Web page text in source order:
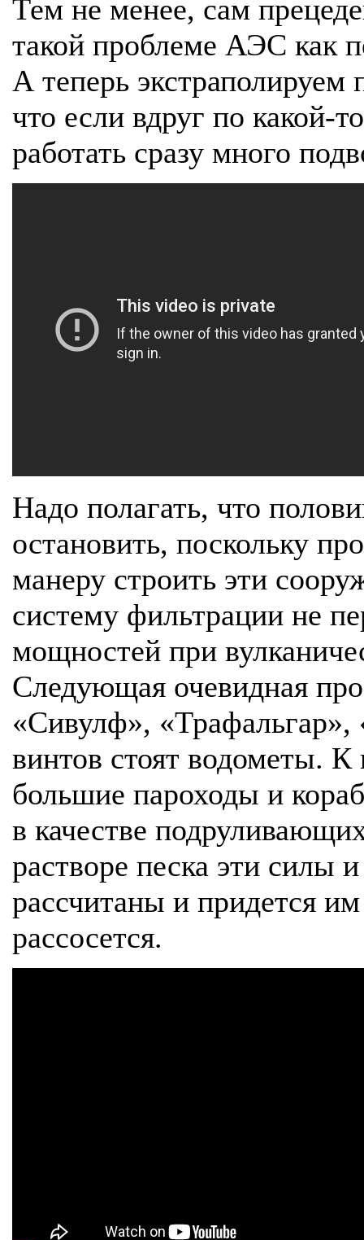
Тем не менее, сам
такой проблеме АЭС как
А теперь экстраполируем
что если вдруг по какой-
работать сразу много
Надо полагать, что
остановить, поскольку
манеру строить эти
систему фильтрации не
мощностей при
Следующая очевидная
«Сивулф», «Трафальгар»,
винтов стоят водометы. К
большие пароходы и
в качестве
растворе песка эти силы
рассчитаны и придется
рассосется.